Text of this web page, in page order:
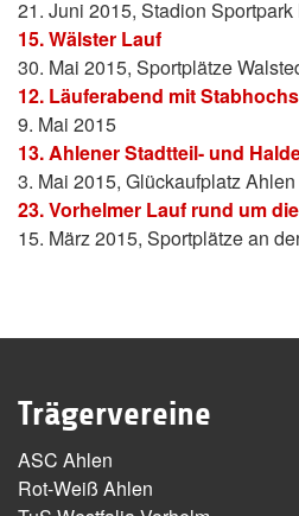
21. Juni 2015, Stadion Sportpark
15. Wälster Lauf
30. Mai 2015, Sportplätze
12. Läuferabend mit
9. Mai 2015
13. Ahlener Stadtteil- und
3. Mai 2015, Glückaufplatz Ahlen
23. Vorhelmer Lauf rund um
15. März 2015, Sportplätze an
Trägervereine
ASC Ahlen
Rot-Weiß Ahlen